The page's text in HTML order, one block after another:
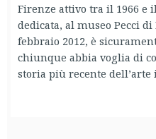
Firenze attivo tra il 1966 e
dedicata, al museo Pecci
febbraio 2012, è
chiunque abbia voglia di
storia più recente